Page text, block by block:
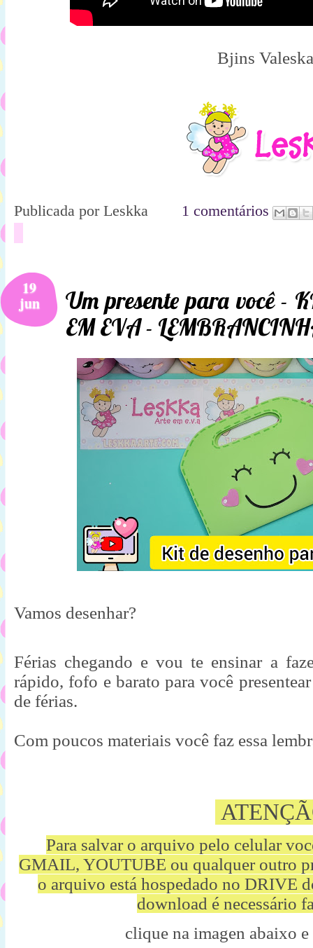
Bjins Valeska
Publicada por Leskka 1 comentários
19
jun
Um presente para você -
EM EVA -
Vamos desenhar?
Férias chegando e vou te ensinar a
rápido, fofo e barato para você
de férias.
Com poucos materiais você faz essa
Para salvar o arquivo pelo celular
GMAIL, YOUTUBE ou qualquer outro
o arquivo está hospedado no DRIVE
download é necessário
clique na imagen abaixo